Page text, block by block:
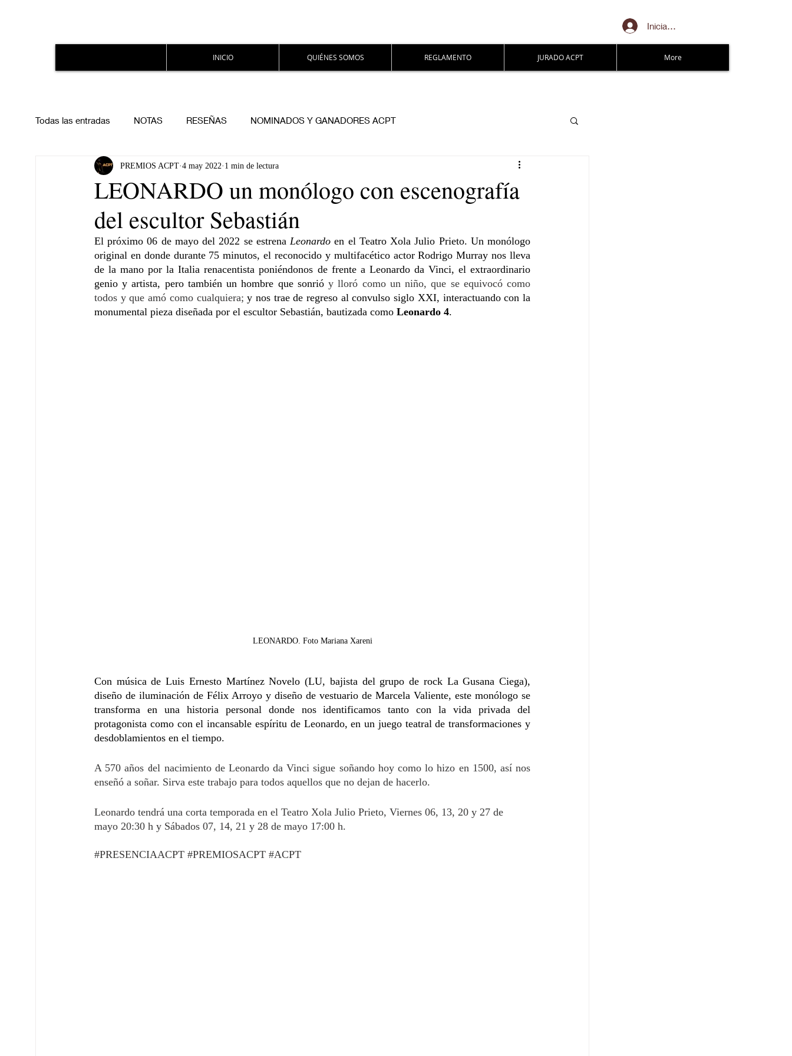
Iniciar sesión
INICIO QUIÉNES SOMOS REGLAMENTO JURADO ACPT More
Todas las entradas NOTAS RESEÑAS NOMINADOS Y GANADORES ACPT
LEONARDO un monólogo con escenografía
del escultor Sebastián
PREMIOS ACPT 4 may 2022 1 min de lectura
El próximo 06 de mayo del 2022 se estrena Leonardo en el Teatro Xola Julio Prieto. Un monólogo
original en donde durante 75 minutos, el reconocido y multifacético actor Rodrigo Murray nos lleva
de la mano por la Italia renacentista poniéndonos de frente a Leonardo da Vinci, el extraordinario
genio y artista, pero también un hombre que sonrió y lloró como un niño, que se equivocó como
todos y que amó como cualquiera; y nos trae de regreso al convulso siglo XXI, interactuando con la
monumental pieza diseñada por el escultor Sebastián, bautizada como Leonardo 4.
LEONARDO. Foto Mariana Xareni
Con música de Luis Ernesto Martínez Novelo (LU, bajista del grupo de rock La Gusana Ciega),
diseño de iluminación de Félix Arroyo y diseño de vestuario de Marcela Valiente, este monólogo se
transforma en una historia personal donde nos identificamos tanto con la vida privada del
protagonista como con el incansable espíritu de Leonardo, en un juego teatral de transformaciones y
desdoblamientos en el tiempo.
A 570 años del nacimiento de Leonardo da Vinci sigue soñando hoy como lo hizo en 1500, así nos
enseñó a soñar. Sirva este trabajo para todos aquellos que no dejan de hacerlo.
Leonardo tendrá una corta temporada en el Teatro Xola Julio Prieto, Viernes 06, 13, 20 y 27 de
mayo 20:30 h y Sábados 07, 14, 21 y 28 de mayo 17:00 h.
#PRESENCIAACPT #PREMIOSACPT #ACPT